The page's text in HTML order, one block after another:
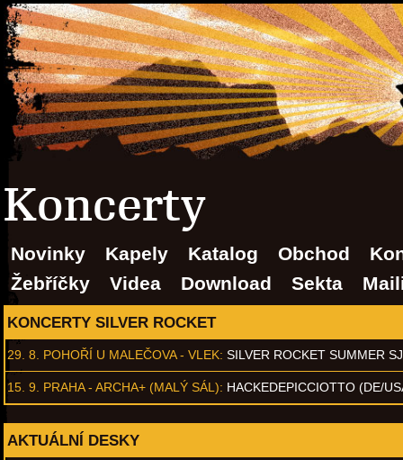
Koncerty
Novinky Kapely Katalog Obchod
Žebříčky
Videa Download Sekta
KONCERTY SILVER ROCKET
29. 8. POHOŘÍ U MALEČOVA - VLEK: SILVER ROCKET SUMMER
15. 9. PRAHA - ARCHA+ (MALÝ SÁL): HACKEDEPICCIOTTO (DE/
AKTUÁLNÍ DESKY